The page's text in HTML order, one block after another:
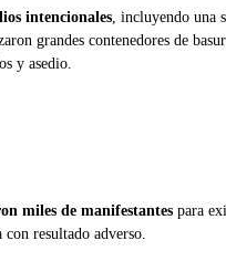
intencionales, incluyendo una
grandes contenedores de
y asedio.
miles de manifestantes para
resultado adverso.